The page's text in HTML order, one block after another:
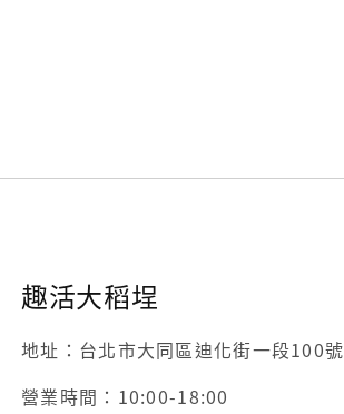
趣活大稻埕
地址：台北市大同區迪化街一段100號
營業時間：10:00-18:00